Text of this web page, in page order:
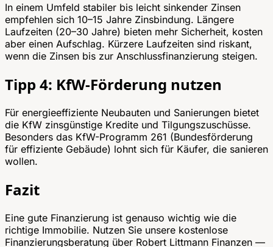
In einem Umfeld stabiler bis leicht sinkender Zinsen
empfehlen sich 10–15 Jahre Zinsbindung. Längere
Laufzeiten (20–30 Jahre) bieten mehr Sicherheit, kosten
aber einen Aufschlag. Kürzere Laufzeiten sind riskant,
wenn die Zinsen bis zur Anschlussfinanzierung steigen.
Tipp 4: KfW-Förderung nutzen
Für energieeffiziente Neubauten und Sanierungen bietet
die KfW zinsgünstige Kredite und Tilgungszuschüsse.
Besonders das KfW-Programm 261 (Bundesförderung
für effiziente Gebäude) lohnt sich für Käufer, die sanieren
wollen.
Fazit
Eine gute Finanzierung ist genauso wichtig wie die
richtige Immobilie. Nutzen Sie unsere kostenlose
Finanzierungsberatung über Robert Littmann Finanzen —